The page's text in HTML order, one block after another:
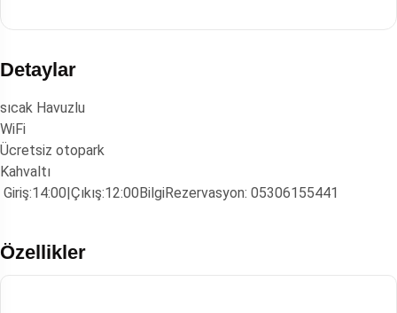
Detaylar
sıcak Havuzlu
WiFi
Ücretsiz otopark
Kahvaltı
Giriş:14:00|Çıkış:12:00BilgiRezervasyon: 05306155441
Özellikler